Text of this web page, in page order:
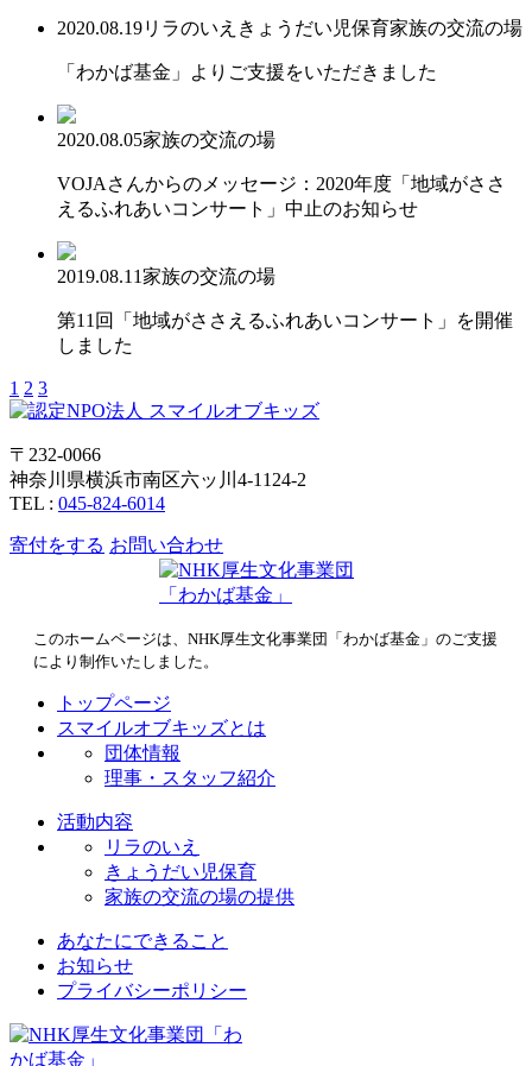
2020.08.19リラのいえ きょうだい児保育家族の交流の場
「わかば基金」よりご支援をいただきました
2020.08.05家族の交流の場
VOJAさんからのメッセージ：2020年度「地域がささ
えるふれあいコンサート」中止のお知らせ
2019.08.11家族の交流の場
第11回「地域がささえるふれあいコンサート」を開催
しました
1 2 3
〒232-0066
神奈川県横浜市南区六ッ川4-1124-2
TEL : 045-824-6014
寄付をする お問い合わせ
このホームページは、NHK厚生文化事業団「わかば基金」のご支援
により制作いたしました。
トップページ
スマイルオブキッズとは
団体情報
理事・スタッフ紹介
活動内容
リラのいえ
きょうだい児保育
家族の交流の場の提供
あなたにできること
お知らせ
プライバシーポリシー